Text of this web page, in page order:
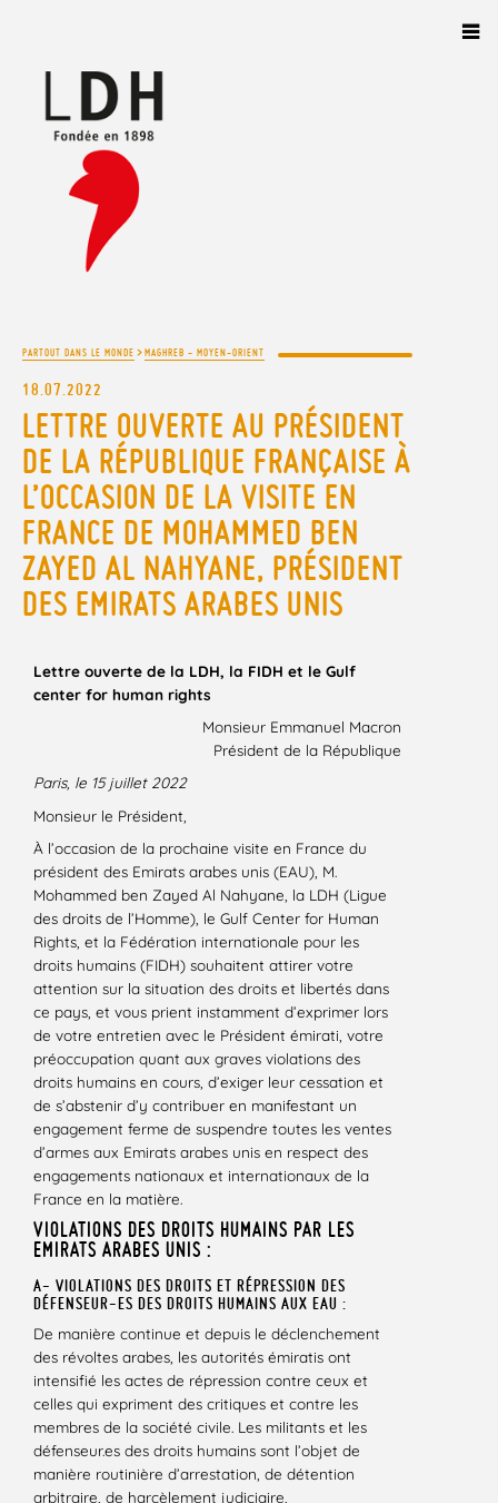
PARTOUT DANS LE MONDE >MAGHREB - MOYEN-ORIENT
18.07.2022
LETTRE OUVERTE AU PRÉSIDENT
DE LA RÉPUBLIQUE FRANÇAISE À
L’OCCASION DE LA VISITE EN
FRANCE DE MOHAMMED BEN
ZAYED AL NAHYANE, PRÉSIDENT
DES EMIRATS ARABES UNIS
Lettre ouverte de la LDH, la FIDH et le Gulf
center for human rights
Monsieur Emmanuel Macron
Président de la République
Paris, le 15 juillet 2022
Monsieur le Président,
À l’occasion de la prochaine visite en France du
président des Emirats arabes unis (EAU), M.
Mohammed ben Zayed Al Nahyane, la LDH (Ligue
des droits de l’Homme), le Gulf Center for Human
Rights, et la Fédération internationale pour les
droits humains (FIDH) souhaitent attirer votre
attention sur la situation des droits et libertés dans
ce pays, et vous prient instamment d’exprimer lors
de votre entretien avec le Président émirati, votre
préoccupation quant aux graves violations des
droits humains en cours, d’exiger leur cessation et
de s’abstenir d’y contribuer en manifestant un
engagement ferme de suspendre toutes les ventes
d’armes aux Emirats arabes unis en respect des
engagements nationaux et internationaux de la
France en la matière.
VIOLATIONS DES DROITS HUMAINS PAR LES
EMIRATS ARABES UNIS :
A- VIOLATIONS DES DROITS ET RÉPRESSION DES
DÉFENSEUR-ES DES DROITS HUMAINS AUX EAU :
De manière continue et depuis le déclenchement
des révoltes arabes, les autorités émiratis ont
intensifié les actes de répression contre ceux et
celles qui expriment des critiques et contre les
membres de la société civile. Les militants et les
défenseur.es des droits humains sont l’objet de
manière routinière d’arrestation, de détention
arbitraire, de harcèlement judiciaire,